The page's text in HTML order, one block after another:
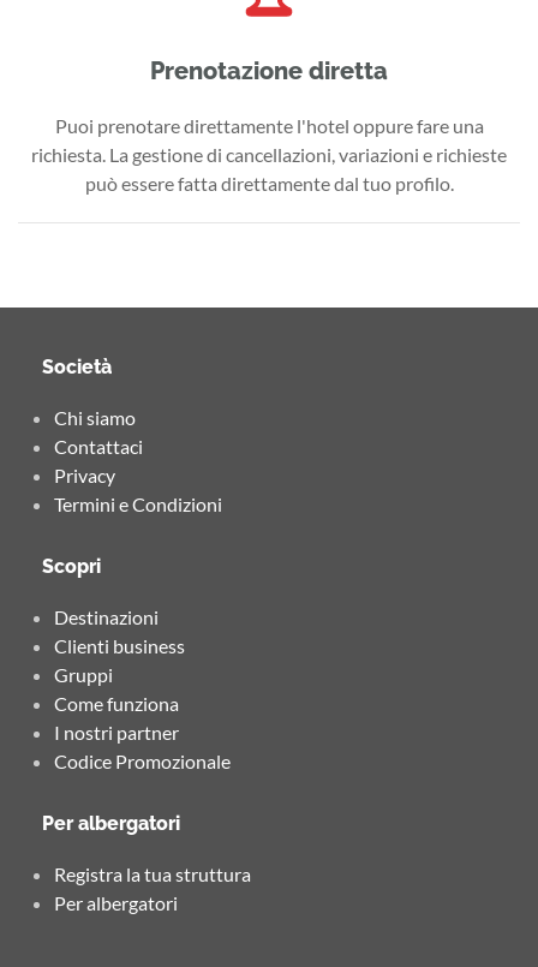
Prenotazione diretta
Puoi prenotare direttamente l'hotel oppure fare una
richiesta. La gestione di cancellazioni, variazioni e richieste
può essere fatta direttamente dal tuo profilo.
Società
Chi siamo
Contattaci
Privacy
Termini e Condizioni
Scopri
Destinazioni
Clienti business
Gruppi
Come funziona
I nostri partner
Codice Promozionale
Per albergatori
Registra la tua struttura
Per albergatori